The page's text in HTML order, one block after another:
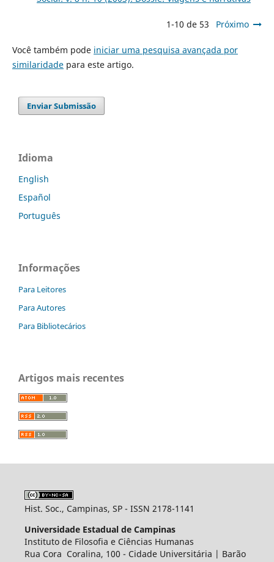
1-10 de 53 Próximo
Você também pode iniciar uma pesquisa avançada por
similaridadepara este artigo.
Enviar Submissão
Idioma
English
Español
Português
Informações
Para Leitores
Para Autores
Para Bibliotecários
Artigos mais recentes
Hist. Soc., Campinas, SP - ISSN 2178-1141
Universidade Estadual de Campinas
Instituto de Filosofia e Ciências Humanas
Rua Cora Coralina, 100 - Cidade Universitária | Barão